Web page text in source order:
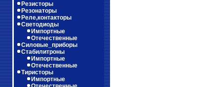
Резисторы
Резонаторы
Реле,контакторы
Светодиоды
Импортные
Отечественные
Силовые_приборы
Стабилитроны
Импортные
Отечественные
Тиристоры
Импортные